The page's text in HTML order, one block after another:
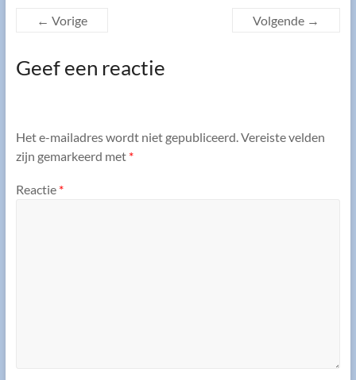
← Vorige Volgende →
Geef een reactie
Het e-mailadres wordt niet gepubliceerd.Vereiste velden
zijn gemarkeerd met *
Reactie *